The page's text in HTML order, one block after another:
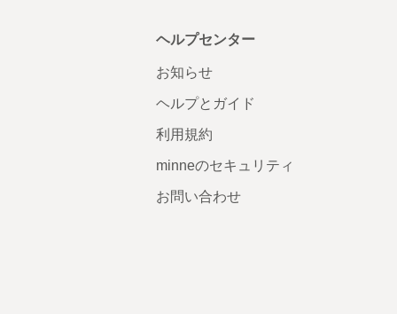
ヘルプセンター
お知らせ
ヘルプとガイド
利用規約
minneのセキュリティ
お問い合わせ